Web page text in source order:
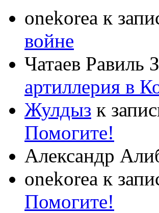
onekorea к
войне
Чатаев Равиль
артиллерия в
Жулдыз к
Помогите!
Александр
onekorea к
Помогите!